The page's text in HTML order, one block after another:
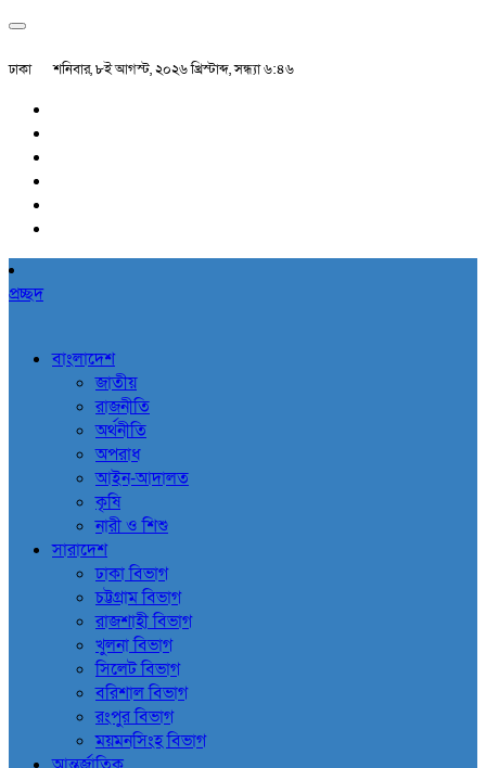
ঢাকা শনিবার, ৮ই আগস্ট, ২০২৬ খ্রিস্টাব্দ, সন্ধ্যা ৬:৪৬
প্রচ্ছদ
বাংলাদেশ
জাতীয়
রাজনীতি
অর্থনীতি
অপরাধ
আইন-আদালত
কৃষি
নারী ও শিশু
সারাদেশ
ঢাকা বিভাগ
চট্টগ্রাম বিভাগ
রাজশাহী বিভাগ
খুলনা বিভাগ
সিলেট বিভাগ
বরিশাল বিভাগ
রংপুর বিভাগ
ময়মনসিংহ বিভাগ